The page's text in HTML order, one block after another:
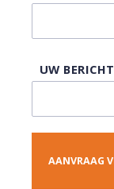
UW BERICHT